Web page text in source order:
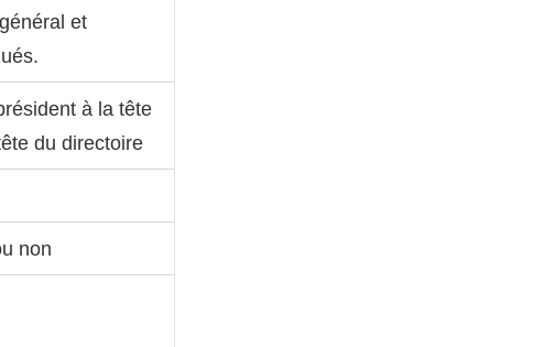
et
à la tête
du directoire
non